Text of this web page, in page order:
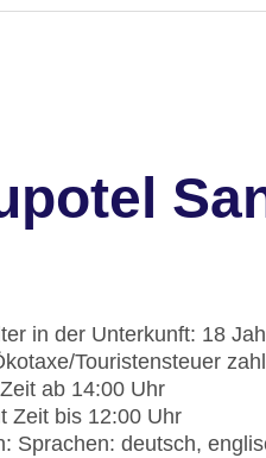
in der Unterkunft: 18
Touristensteuer
ab 14:00 Uhr
Zeit bis 12:00 Uhr
Sprachen: deutsch,